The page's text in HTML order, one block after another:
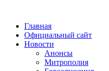
Главная
Официальный сайт
Новости
Анонсы
Митрополия